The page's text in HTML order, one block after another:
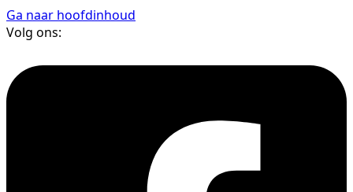
Ga naar hoofdinhoud
Volg ons: